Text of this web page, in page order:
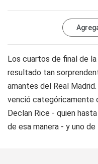
Los cuartos de final de la
resultado tan
amantes del Real
venció categóricamente
Declan Rice - quien
de esa manera - y uno